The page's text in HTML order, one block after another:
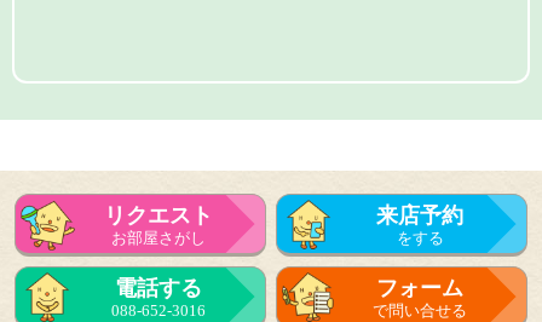
リクエスト
お部屋さがし
来店予約
をする
電話する
088-652-3016
フォーム
で問い合せる